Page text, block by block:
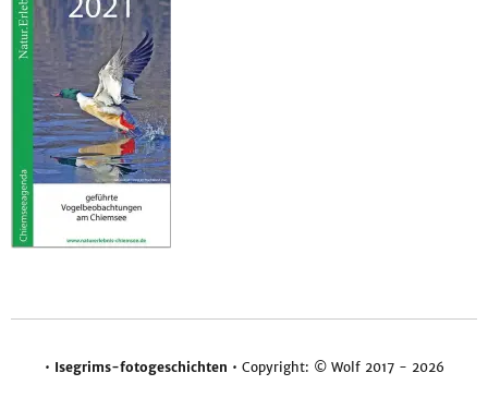
• Isegrims-fotogeschichten • Copyright: © Wolf 2017 - 2026